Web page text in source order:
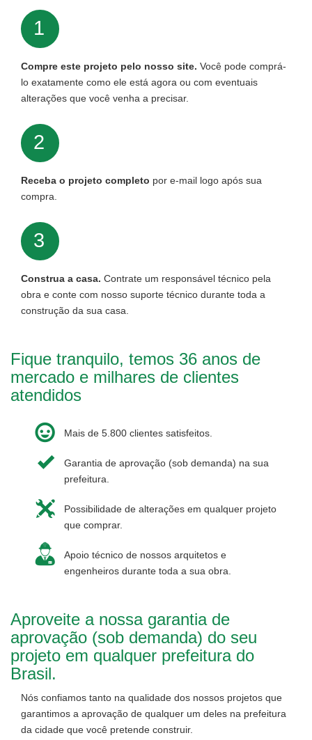
1
Compre este projeto pelo nosso site. Você pode comprá-
lo exatamente como ele está agora ou com eventuais
alterações que você venha a precisar.
2
Receba o projeto completo por e-mail logo após sua
compra.
3
Construa a casa. Contrate um responsável técnico pela
obra e conte com nosso suporte técnico durante toda a
construção da sua casa.
Fique tranquilo, temos 36 anos de
mercado e milhares de clientes
atendidos
Mais de 5.800 clientes satisfeitos.
Garantia de aprovação (sob demanda) na sua
prefeitura.
Possibilidade de alterações em qualquer projeto
que comprar.
Apoio técnico de nossos arquitetos e
engenheiros durante toda a sua obra.
Aproveite a nossa garantia de
aprovação (sob demanda) do seu
projeto em qualquer prefeitura do
Brasil.
Nós confiamos tanto na qualidade dos nossos projetos que
garantimos a aprovação de qualquer um deles na prefeitura
da cidade que você pretende construir.